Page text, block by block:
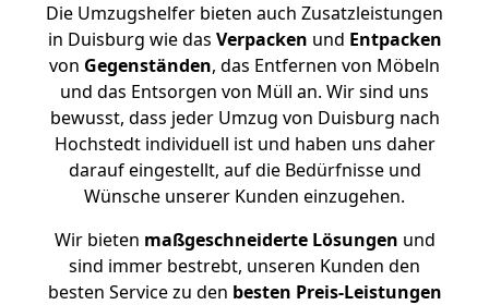
Die Umzugshelfer bieten auch Zusatzleistungen
in Duisburg wie das Verpacken und Entpacken
von Gegenständen, das Entfernen von Möbeln
und das Entsorgen von Müll an. Wir sind uns
bewusst, dass jeder Umzug von Duisburg nach
Hochstedt individuell ist und haben uns daher
darauf eingestellt, auf die Bedürfnisse und
Wünsche unserer Kunden einzugehen.
Wir bieten maßgeschneiderte Lösungen und
sind immer bestrebt, unseren Kunden den
besten Service zu den besten Preis-Leistungen